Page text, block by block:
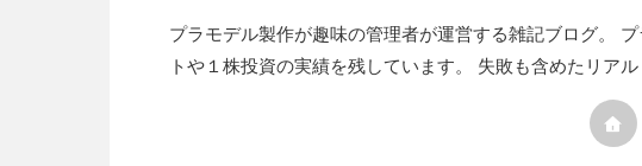
プラモデル製作が趣味の管理者が運営する雑記ブログ。
トや１株投資の実績を残しています。 失敗も含めたリア